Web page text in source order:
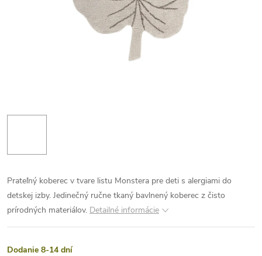
Prateľný koberec v tvare listu Monstera pre deti s alergiami do
detskej izby. Jedinečný ručne tkaný bavlnený koberec z čisto
prírodných materiálov. Detailné informácie
Dodanie 8-14 dní